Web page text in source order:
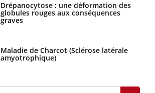
Drépanocytose : une déformation des
globules rouges aux conséquences
graves
Maladie de Charcot (Sclérose latérale
amyotrophique)